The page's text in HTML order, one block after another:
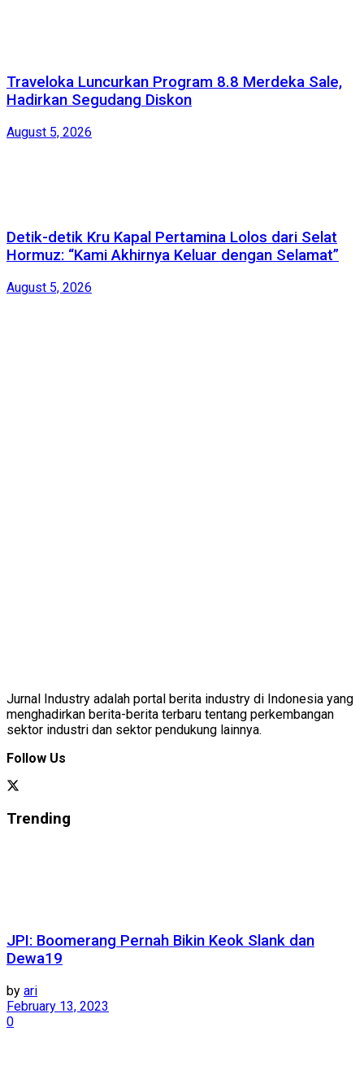
Traveloka Luncurkan Program 8.8 Merdeka Sale,
Hadirkan Segudang Diskon
August 5, 2026
Detik-detik Kru Kapal Pertamina Lolos dari Selat
Hormuz: “Kami Akhirnya Keluar dengan Selamat”
August 5, 2026
Jurnal Industry adalah portal berita industry di Indonesia yang
menghadirkan berita-berita terbaru tentang perkembangan
sektor industri dan sektor pendukung lainnya.
Follow Us
Trending
JPI: Boomerang Pernah Bikin Keok Slank dan
Dewa19
by ari
February 13, 2023
0